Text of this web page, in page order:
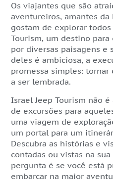
Os viajantes que são
aventureiros, amantes
gostam de explorar todos
Tourism, um destino
por diversas paisagens e
deles é ambiciosa, a
promessa simples:
a ser lembrada.
Israel Jeep Tourism não
de excursões para
uma viagem de
um portal para um
Descubra as histórias e
contadas ou vistas na
pergunta é se você está
embarcar na maior